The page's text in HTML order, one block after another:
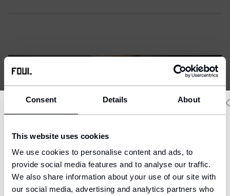
Consent Details About
This website uses cookies
We use cookies to personalise content and ads, to
provide social media features and to analyse our traffic.
We also share information about your use of our site with
our social media, advertising and analytics partners who
your location.
United States (USD)
Ship to